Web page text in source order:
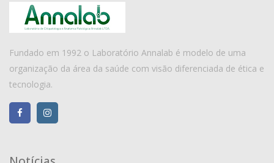
Fundado em 1992 o Laboratório Annalab é modelo de uma
organização da área da saúde com visão diferenciada de ética e
tecnologia.